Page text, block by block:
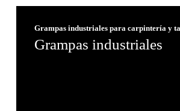
Grampas industriales para carpintería y
Grampas industriales